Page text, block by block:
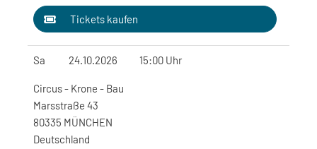
Tickets kaufen
Sa 24.10.2026 15:00 Uhr
Circus - Krone - Bau
Marsstraße 43
80335 MÜNCHEN
Deutschland